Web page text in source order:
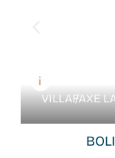
VILLA /FAXE